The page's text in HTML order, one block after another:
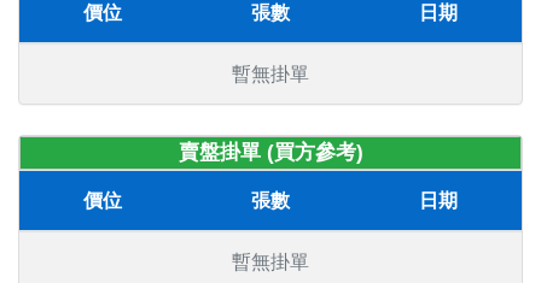
價位 張數 日期
暫無掛單
賣盤掛單 (買方參考)
價位 張數 日期
暫無掛單